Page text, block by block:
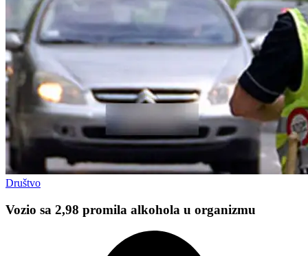
Društvo
Vozio sa 2,98 promila alkohola u organizmu